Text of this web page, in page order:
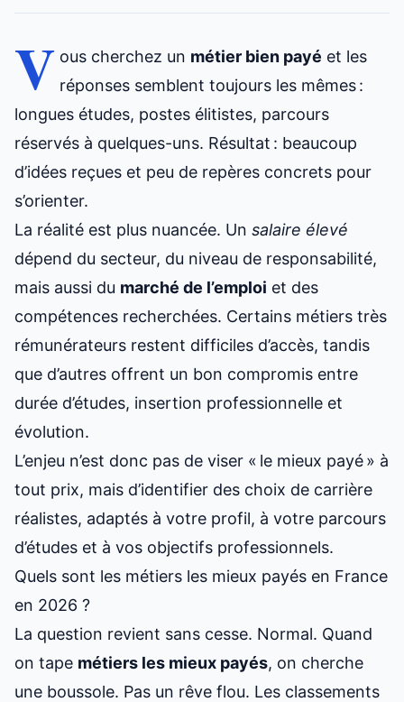
V ous cherchez un métier bien payé et les
réponses semblent toujours les mêmes :
longues études, postes élitistes, parcours
réservés à quelques-uns. Résultat : beaucoup
d’idées reçues et peu de repères concrets pour
s’orienter.
La réalité est plus nuancée. Un salaire élevé
dépend du secteur, du niveau de responsabilité,
mais aussi du marché de l’emploi et des
compétences recherchées. Certains métiers très
rémunérateurs restent difficiles d’accès, tandis
que d’autres offrent un bon compromis entre
durée d’études, insertion professionnelle et
évolution.
L’enjeu n’est donc pas de viser « le mieux payé » à
tout prix, mais d’identifier des choix de carrière
réalistes, adaptés à votre profil, à votre parcours
d’études et à vos objectifs professionnels.
Quels sont les métiers les mieux payés en France
en 2026 ?
La question revient sans cesse. Normal. Quand
on tape métiers les mieux payés, on cherche
une boussole. Pas un rêve flou. Les classements